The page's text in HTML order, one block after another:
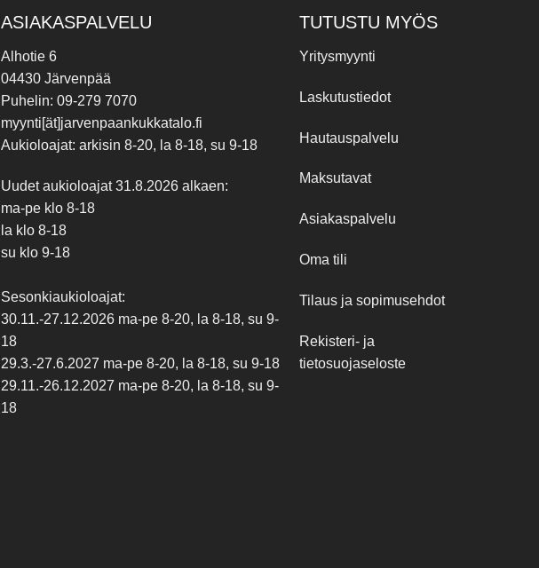
ASIAKASPALVELU
Alhotie 6
04430 Järvenpää
Puhelin: 09-279 7070
myynti[ät]jarvenpaankukkatalo.fi
Aukioloajat: arkisin 8-20, la 8-18, su 9-18
Uudet aukioloajat 31.8.2026 alkaen:
ma-pe klo 8-18
la klo 8-18
su klo 9-18
Sesonkiaukioloajat:
30.11.-27.12.2026 ma-pe 8-20, la 8-18, su 9-
18
29.3.-27.6.2027 ma-pe 8-20, la 8-18, su 9-18
29.11.-26.12.2027 ma-pe 8-20, la 8-18, su 9-
18
TUTUSTU MYÖS
Yritysmyynti
Laskutustiedot
Hautauspalvelu
Maksutavat
Asiakaspalvelu
Oma tili
Tilaus ja sopimusehdot
Rekisteri- ja
tietosuojaseloste